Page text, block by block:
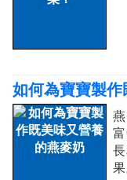
如何為寶寶製
果